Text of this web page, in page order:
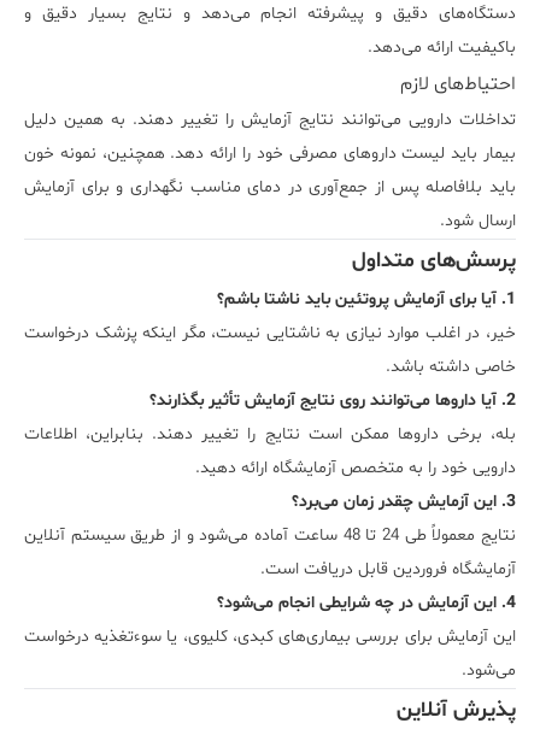
دستگاه‌های دقیق و پیشرفته انجام می‌دهد و نتایج بسیار دقیق و
باکیفیت ارائه می‌دهد.
احتیاط‌های لازم
تداخلات دارویی می‌توانند نتایج آزمایش را تغییر دهند. به همین دلیل
بیمار باید لیست داروهای مصرفی خود را ارائه دهد. همچنین، نمونه خون
باید بلافاصله پس از جمع‌آوری در دمای مناسب نگهداری و برای آزمایش
ارسال شود.
پرسش‌های متداول
1. آیا برای آزمایش پروتئین باید ناشتا باشم؟
خیر، در اغلب موارد نیازی به ناشتایی نیست، مگر اینکه پزشک درخواست
خاصی داشته باشد.
2. آیا داروها می‌توانند روی نتایج آزمایش تأثیر بگذارند؟
بله، برخی داروها ممکن است نتایج را تغییر دهند. بنابراین، اطلاعات
دارویی خود را به متخصص آزمایشگاه ارائه دهید.
3. این آزمایش چقدر زمان می‌برد؟
نتایج معمولاً طی 24 تا 48 ساعت آماده می‌شود و از طریق سیستم آنلاین
آزمایشگاه فروردین قابل دریافت است.
4. این آزمایش در چه شرایطی انجام می‌شود؟
این آزمایش برای بررسی بیماری‌های کبدی، کلیوی، یا سوءتغذیه درخواست
می‌شود.
پذیرش آنلاین